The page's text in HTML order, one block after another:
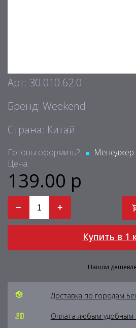
Арт: 30.010.62.0
Бренд: Weekend
Страна: Китай
Готовы оформить?:
Менеджер
Цена:
139.00 р
− +
Купить в 1
Нашли
Доставка по городам
Оплата любым удобным